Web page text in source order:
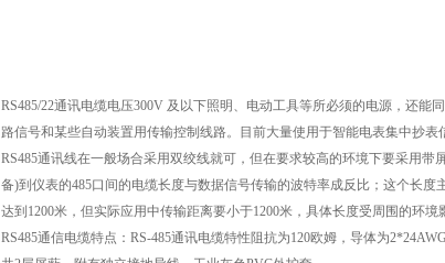
RS485/22通讯电缆电压300V 及以下照明、电动工具等所必须的电源，还能
路信号和某些自动装置用传输控制线路。目前大量使用于智能电表集中抄表
RS485通讯线在一般场合采用双绞线就可，但在要求较高的环境下要采用带
备)到仪表的485口间的电缆长度与数据信号传输的波特率成反比；这个长
达到 1200米，但实际应用中传输距离要小于1200米，具体长度受周围的环境
RS485通信电缆特点： RS-485通讯电缆特性阻抗为120欧姆，导体为2*24AWG